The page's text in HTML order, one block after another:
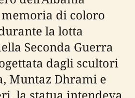
di coloro
la lotta
Seconda Guerra
dagli scultori
Muntaz Dhrami e